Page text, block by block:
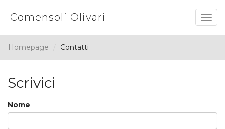
Comensoli Olivari
Homepage Contatti
Scrivici
Nome